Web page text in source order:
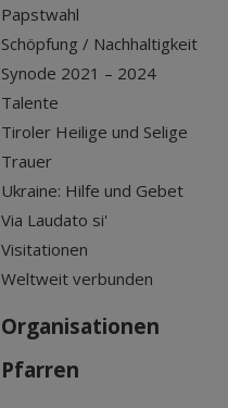
Papstwahl
Schöpfung / Nachhaltigkeit
Synode 2021 – 2024
Talente
Tiroler Heilige und Selige
Trauer
Ukraine: Hilfe und Gebet
Via Laudato si'
Visitationen
Weltweit verbunden
Organisationen
Pfarren